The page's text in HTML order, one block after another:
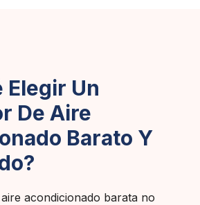
Elegir Un
De Aire
Barato Y
acondicionado barata no